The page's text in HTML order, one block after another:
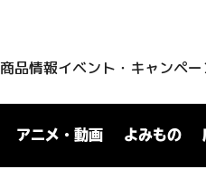
商品情報イベント・キャンペー
アニメ・動画 よみもの